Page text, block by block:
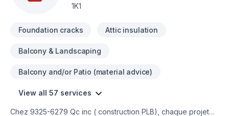
1K1
Foundation cracks Attic insulation
Balcony & Landscaping
Balcony and/or Patio (material advice)
View all 57 services
Chez 9325-6279 Qc inc ( construction PLB), chaque projet